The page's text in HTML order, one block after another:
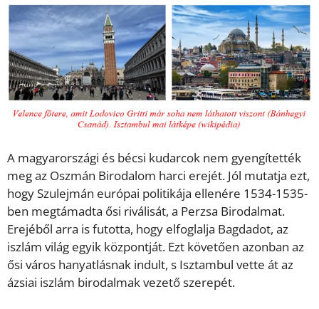
A magyarországi és bécsi kudarcok nem gyengítették
meg az Oszmán Birodalom harci erejét. Jól mutatja ezt,
hogy Szulejmán európai politikája ellenére 1534-1535-
ben megtámadta ősi riválisát, a Perzsa Birodalmat.
Erejéből arra is futotta, hogy elfoglalja Bagdadot, az
iszlám világ egyik központját. Ezt követően azonban az
ősi város hanyatlásnak indult, s Isztambul vette át az
ázsiai iszlám birodalmak vezető szerepét.